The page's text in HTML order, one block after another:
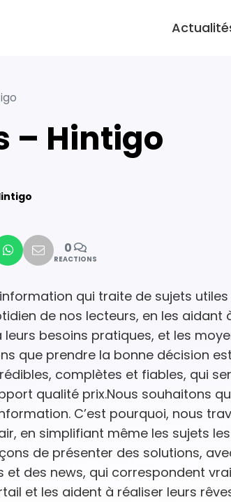
– Hintigo
Whatsapp
Mail0
REACTIONS
qui traite de sujets
de nos lecteurs, en les aidant
besoins pratiques, et les
que prendre la bonne décision
complètes et fiables, qui
qualité prix.Nous souhaitons
C’est pourquoi, nous
en simplifiant même les sujets
de présenter des solutions,
et des news, qui correspondent
et les aident à réaliser leurs